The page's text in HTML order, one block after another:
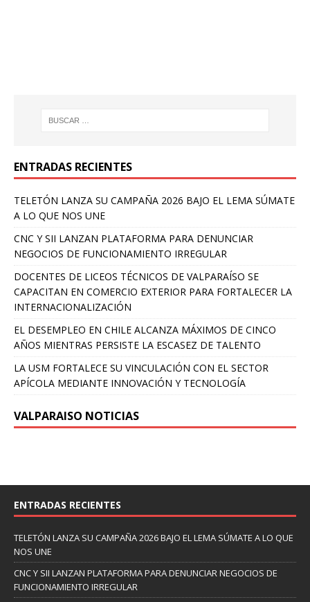
ENTRADAS RECIENTES
TELETÓN LANZA SU CAMPAÑA 2026 BAJO EL LEMA SÚMATE
A LO QUE NOS UNE
CNC Y SII LANZAN PLATAFORMA PARA DENUNCIAR
NEGOCIOS DE FUNCIONAMIENTO IRREGULAR
DOCENTES DE LICEOS TÉCNICOS DE VALPARAÍSO SE
CAPACITAN EN COMERCIO EXTERIOR PARA FORTALECER LA
INTERNACIONALIZACIÓN
EL DESEMPLEO EN CHILE ALCANZA MÁXIMOS DE CINCO
AÑOS MIENTRAS PERSISTE LA ESCASEZ DE TALENTO
LA USM FORTALECE SU VINCULACIÓN CON EL SECTOR
APÍCOLA MEDIANTE INNOVACIÓN Y TECNOLOGÍA
VALPARAISO NOTICIAS
ENTRADAS RECIENTES
TELETÓN LANZA SU CAMPAÑA 2026 BAJO EL LEMA SÚMATE A LO QUE
NOS UNE
CNC Y SII LANZAN PLATAFORMA PARA DENUNCIAR NEGOCIOS DE
FUNCIONAMIENTO IRREGULAR